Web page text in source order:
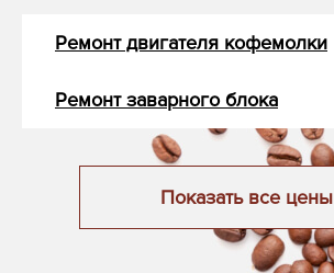
Ремонт двигателя кофемолки
Ремонт заварного блока
Показать все цены